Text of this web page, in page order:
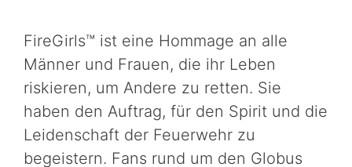
FireGirls™ ist eine Hommage an alle
Männer und Frauen, die ihr Leben
riskieren, um Andere zu retten. Sie
haben den Auftrag, für den Spirit und die
Leidenschaft der Feuerwehr zu
begeistern. Fans rund um den Globus